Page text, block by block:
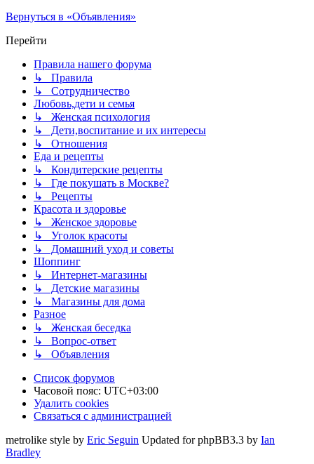
Вернуться в «Объявления»
Перейти
Правила нашего форума
↳ Правила
↳ Сотрудничество
Любовь,дети и семья
↳ Женская психология
↳ Дети,воспитание и их интересы
↳ Отношения
Еда и рецепты
↳ Кондитерские рецепты
↳ Где покушать в Москве?
↳ Рецепты
Красота и здоровье
↳ Женское здоровье
↳ Уголок красоты
↳ Домашний уход и советы
Шоппинг
↳ Интернет-магазины
↳ Детские магазины
↳ Магазины для дома
Разное
↳ Женская беседка
↳ Вопрос-ответ
↳ Объявления
Список форумов
Часовой пояс: UTC+03:00
Удалить cookies
Связаться с администрацией
metrolike style by Eric Seguin Updated for phpBB3.3 by Ian
Bradley